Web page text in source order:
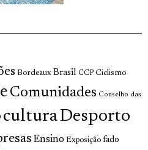
Bordeaux Brasil CCP Ciclismo
Comunidades Conselho das
culturaDesporto
Ensino Exposição fado